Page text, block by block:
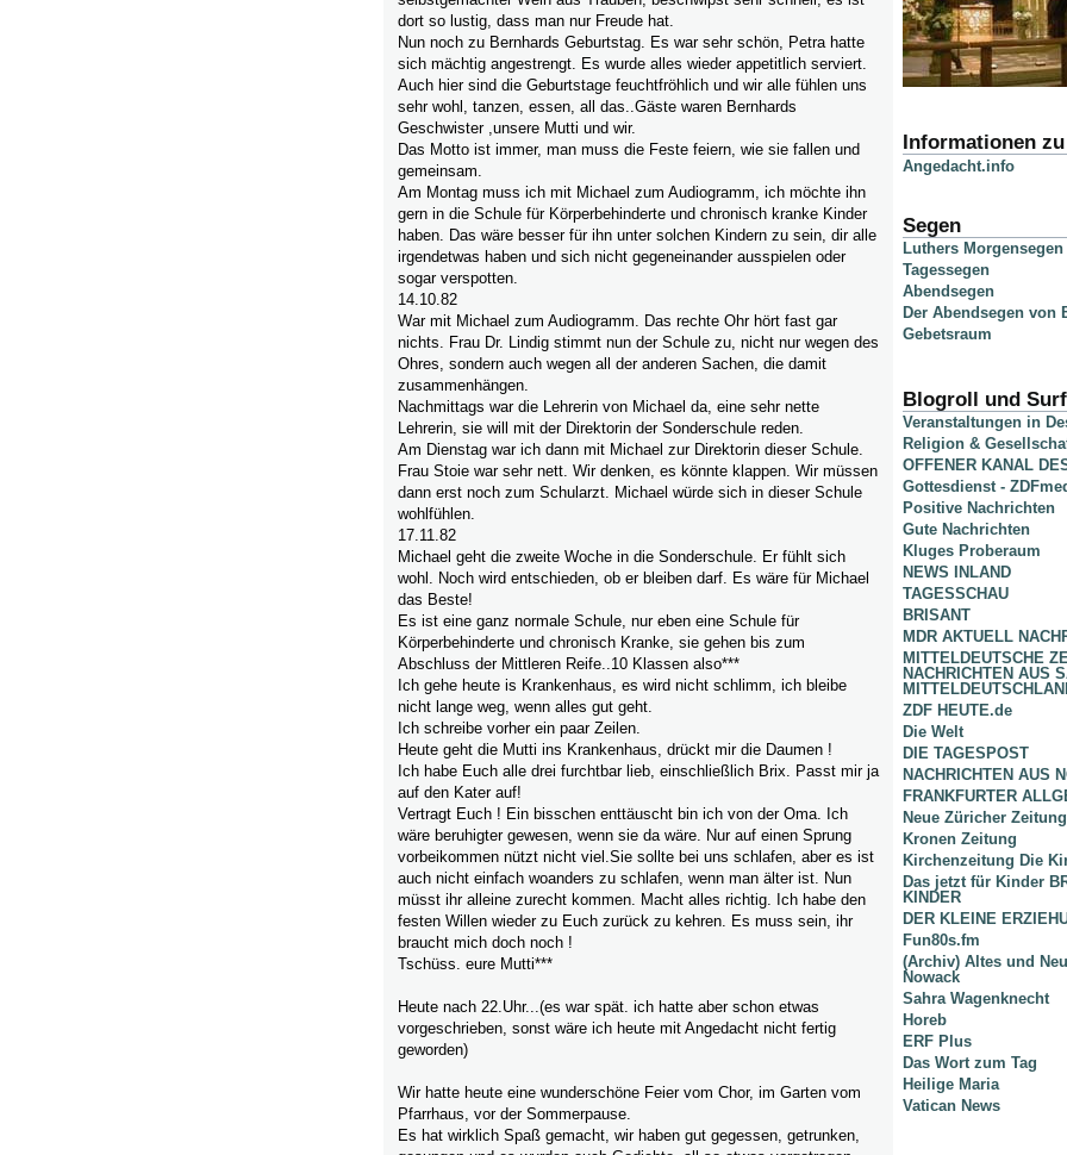
dort so lustig, dass man nur Freude hat.
Nun noch zu Bernhards Geburtstag. Es war sehr schön, Petra hatte
sich mächtig angestrengt. Es wurde alles wieder appetitlich serviert.
Auch hier sind die Geburtstage feuchtfröhlich und wir alle fühlen uns
sehr wohl, tanzen, essen, all das..Gäste waren Bernhards
Geschwister ,unsere Mutti und wir.
Das Motto ist immer, man muss die Feste feiern, wie sie fallen und
gemeinsam.
Am Montag muss ich mit Michael zum Audiogramm, ich möchte ihn
gern in die Schule für Körperbehinderte und chronisch kranke Kinder
haben. Das wäre besser für ihn unter solchen Kindern zu sein, dir alle
irgendetwas haben und sich nicht gegeneinander ausspielen oder
sogar verspotten.
14.10.82
War mit Michael zum Audiogramm. Das rechte Ohr hört fast gar
nichts. Frau Dr. Lindig stimmt nun der Schule zu, nicht nur wegen des
Ohres, sondern auch wegen all der anderen Sachen, die damit
zusammenhängen.
Nachmittags war die Lehrerin von Michael da, eine sehr nette
Lehrerin, sie will mit der Direktorin der Sonderschule reden.
Am Dienstag war ich dann mit Michael zur Direktorin dieser Schule.
Frau Stoie war sehr nett. Wir denken, es könnte klappen. Wir müssen
dann erst noch zum Schularzt. Michael würde sich in dieser Schule
wohlfühlen.
17.11.82
Michael geht die zweite Woche in die Sonderschule. Er fühlt sich
wohl. Noch wird entschieden, ob er bleiben darf. Es wäre für Michael
das Beste!
Es ist eine ganz normale Schule, nur eben eine Schule für
Körperbehinderte und chronisch Kranke, sie gehen bis zum
Abschluss der Mittleren Reife..10 Klassen also***
Ich gehe heute is Krankenhaus, es wird nicht schlimm, ich bleibe
nicht lange weg, wenn alles gut geht.
Ich schreibe vorher ein paar Zeilen.
Heute geht die Mutti ins Krankenhaus, drückt mir die Daumen !
Ich habe Euch alle drei furchtbar lieb, einschließlich Brix. Passt mir ja
auf den Kater auf!
Vertragt Euch ! Ein bisschen enttäuscht bin ich von der Oma. Ich
wäre beruhigter gewesen, wenn sie da wäre. Nur auf einen Sprung
vorbeikommen nützt nicht viel.Sie sollte bei uns schlafen, aber es ist
auch nicht einfach woanders zu schlafen, wenn man älter ist. Nun
müsst ihr alleine zurecht kommen. Macht alles richtig. Ich habe den
festen Willen wieder zu Euch zurück zu kehren. Es muss sein, ihr
braucht mich doch noch !
Tschüss. eure Mutti***
Heute nach 22.Uhr...(es war spät. ich hatte aber schon etwas
vorgeschrieben, sonst wäre ich heute mit Angedacht nicht fertig
geworden)
Wir hatte heute eine wunderschöne Feier vom Chor, im Garten vom
Pfarrhaus, vor der Sommerpause.
Es hat wirklich Spaß gemacht, wir haben gut gegessen, getrunken,
Informationen
Angedacht.info
Segen
Luthers Morgensegen
Tagessegen
Abendsegen
Der Abendsegen von
Gebetsraum
Blogroll und
Veranstaltungen in
Religion &
OFFENER KANAL
Gottesdienst -
Positive Nachrichten
Gute Nachrichten
Kluges Proberaum
NEWS INLAND
TAGESSCHAU
BRISANT
MDR AKTUELL
MITTELDEUTSCHE
NACHRICHTEN AUS
ZDF HEUTE.de
Die Welt
DIE TAGESPOST
NACHRICHTEN AUS
FRANKFURTER
Neue Züricher Zeitung
Kronen Zeitung
Kirchenzeitung Die
Das jetzt für Kinder
KINDER
DER KLEINE
Fun80s.fm
(Archiv) Altes und
Nowack
Sahra Wagenknecht
Horeb
ERF Plus
Das Wort zum Tag
Heilige Maria
Vatican News